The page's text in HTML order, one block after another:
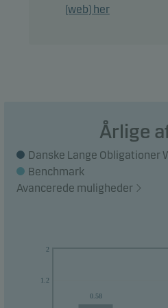
Anbefaling: Denne afdeling
(web) her
Årlige
Danske Lange Obligationer
Benchmark
Avancerede muligheder
1.2
2
0.58